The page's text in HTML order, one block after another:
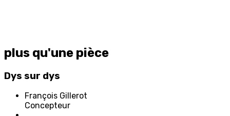
plus qu'une pièce
Dys sur dys
François Gillerot
Concepteur